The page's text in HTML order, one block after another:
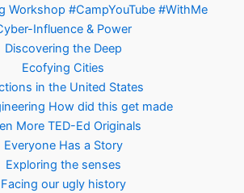
Workshop #CampYouTube #WithMe
Influence & Power
Discovering the Deep
Ecofying Cities
in the United States
How did this get made
More TED-Ed Originals
Everyone Has a Story
Exploring the senses
Facing our ugly history